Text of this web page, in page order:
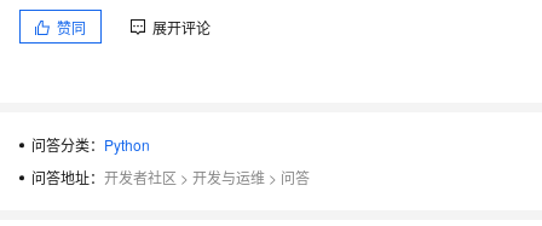
赞同 展开评论
问答分类： Python
问答地址： 开发者社区 > 开发与运维 > 问答